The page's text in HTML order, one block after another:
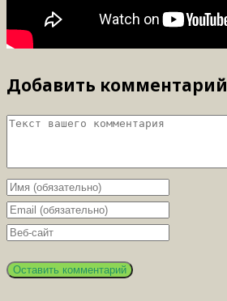
Добавить комментарий